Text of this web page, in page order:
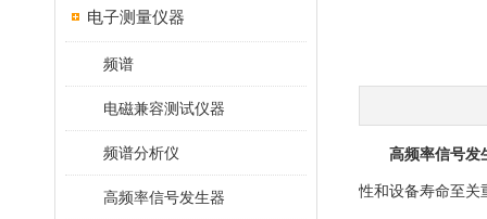
电子测量仪器
频谱
电磁兼容测试仪器
频谱分析仪
高频率信号发生器
高频率信号发
性和设备寿命至关